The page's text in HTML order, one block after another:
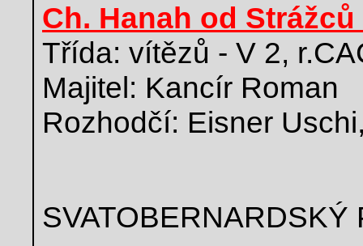
Ch. Hanah od
Třída: vítězů - V 2,
Majitel: Kancír Roman
Rozhodčí: Eisner